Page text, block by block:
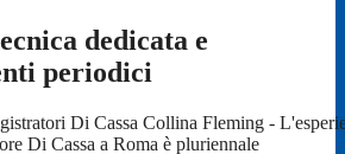
dedicata e
periodici